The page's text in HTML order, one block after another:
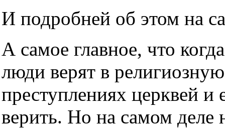
И подробней об этом на
А самое главное, что
люди верят в
преступлениях церквей и
верить. Но на самом деле